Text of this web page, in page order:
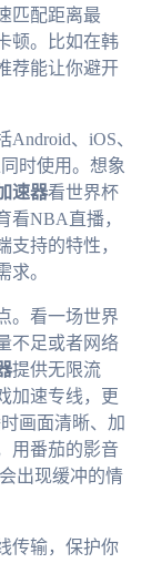
匹配距离最
顿。比如在韩
荐能让你避开
、iOS、
时使用。想象
速器看世界杯
看NBA直播，
持的特性，
。
。看一场世界
不足或者网络
提供无限流
加速专线，更
画面清晰、加
用番茄的影音
出现缓冲的情
传输，保护你